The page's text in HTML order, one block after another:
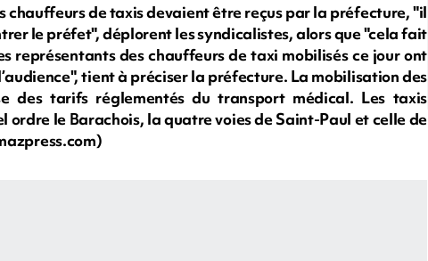
chauffeurs de taxis devaient être reçus par la préfecture, "il
le préfet", déplorent les syndicalistes, alors que "cela fait
représentants des chauffeurs de taxi mobilisés ce jour ont
tient à préciser la préfecture. La mobilisation des
des tarifs réglementés du transport médical. Les taxis
ordre le Barachois, la quatre voies de Saint-Paul et celle de